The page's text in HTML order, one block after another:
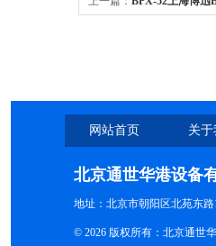
网站首页 关
北京通世华港设备
地址：北京市朝阳区北苑东路
© 2026 版权所有：北京通世